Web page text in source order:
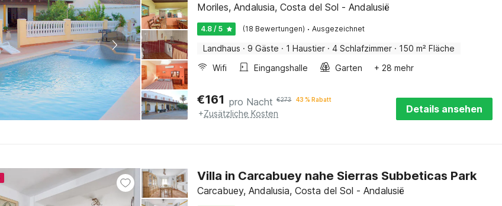
Moriles, Andalusia, Costa del Sol - Andalusië
4.8 / 5 (18 Bewertungen) · Ausgezeichnet
Landhaus · 9 Gäste · 1 Haustier · 4 Schlafzimmer · 150 m² Fläche
Wifi
Eingangshalle Garten + 28 mehr
€161 pro Nacht €273 43 % Rabatt
+Zusätzliche Kosten Details ansehen
Villa in Carcabuey nahe Sierras Subbeticas Park
Carcabuey, Andalusia, Costa del Sol - Andalusië